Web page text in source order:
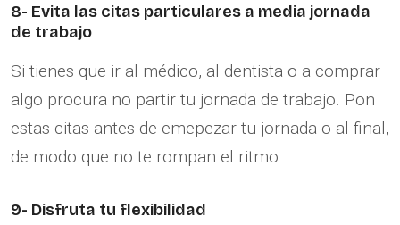
8- Evita las citas particulares a media jornada
de trabajo
Si tienes que ir al médico, al dentista o a comprar
algo procura no partir tu jornada de trabajo. Pon
estas citas antes de emepezar tu jornada o al final,
de modo que no te rompan el ritmo.
9- Disfruta tu flexibilidad